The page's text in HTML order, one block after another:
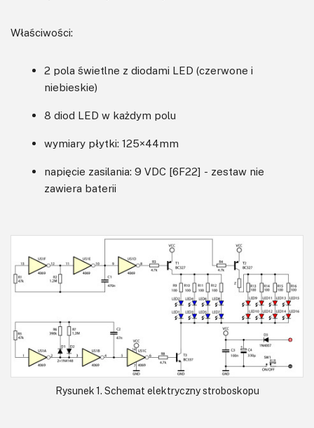
Właściwości:
2 pola świetlne z diodami LED (czerwone i
niebieskie)
8 diod LED w każdym polu
wymiary płytki: 125×44mm
napięcie zasilania: 9 VDC [6F22] - zestaw nie
zawiera baterii
Rysunek 1. Schemat elektryczny stroboskopu